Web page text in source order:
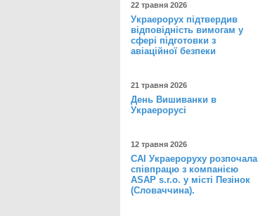
22 травня 2026
Украерорух підтвердив
відповідність вимогам у
сфері підготовки з
авіаційної безпеки
21 травня 2026
День Вишиванки в
Украерорусі
12 травня 2026
САІ Украероруху розпочала
співпрацю з компанією
ASAP s.r.o. у місті Пезінок
(Словаччина).